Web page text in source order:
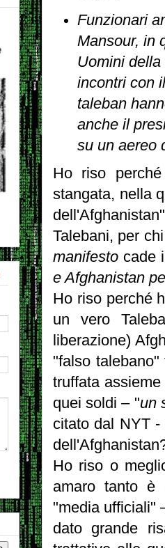
Funzionari
Mansour, in
Uomini
incontri con
taleban
anche il
su un aereo
Ho riso
stangata, nella
Talebani, per
manifesto cade
e Afghanistan
Ho riso perché
un vero
liberazione)
"falso
truffata
quei soldi – "un
citato dal NYT
Ho riso o
amaro tanto è
"media ufficiali"
dato grande